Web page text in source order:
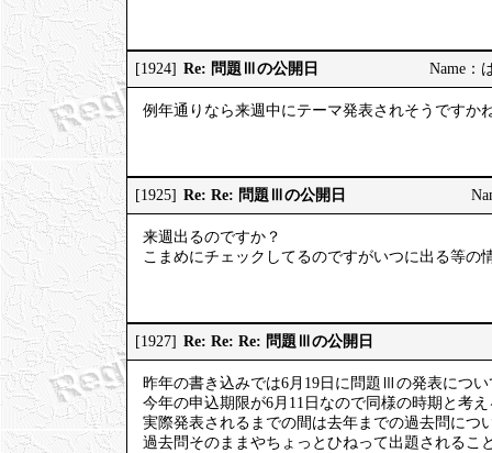
[1924] Re: 問題Ⅲの公開日 Name：
例年通りなら来週中にテーマ発表されそうですか
[1925] Re: Re: 問題Ⅲの公開日
来週出るのですか？
こまめにチェックしてるのですがいつに出る等の
[1927] Re: Re: Re: 問題Ⅲの公開日
昨年の書き込みでは6月19日に問題Ⅲの発表につ
今年の申込期限が6月11日なので同様の時期と考
実際発表されるまでの間は去年までの過去問につ
過去問そのままやちょっとひねって出題されるこ